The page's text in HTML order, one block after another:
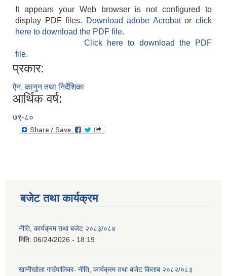
It appears your Web browser is not configured to
display PDF files.
Download adobe Acrobatorclick
here to download the PDF file.
Click here to download the PDF
file.
प्रकार:
ऐन, कानुन तथा निर्देशिका
आर्थिक वर्ष:
७९-८०
बजेट तथा कार्यक्रम
नीति, कार्यक्रम तथा बजेट २०८३/०८४
मिति: 06/24/2026 - 18:19
खानीखोला गाउँपालिका- नीति, कार्यक्रम तथा बजेट किताब २०८२/०८३